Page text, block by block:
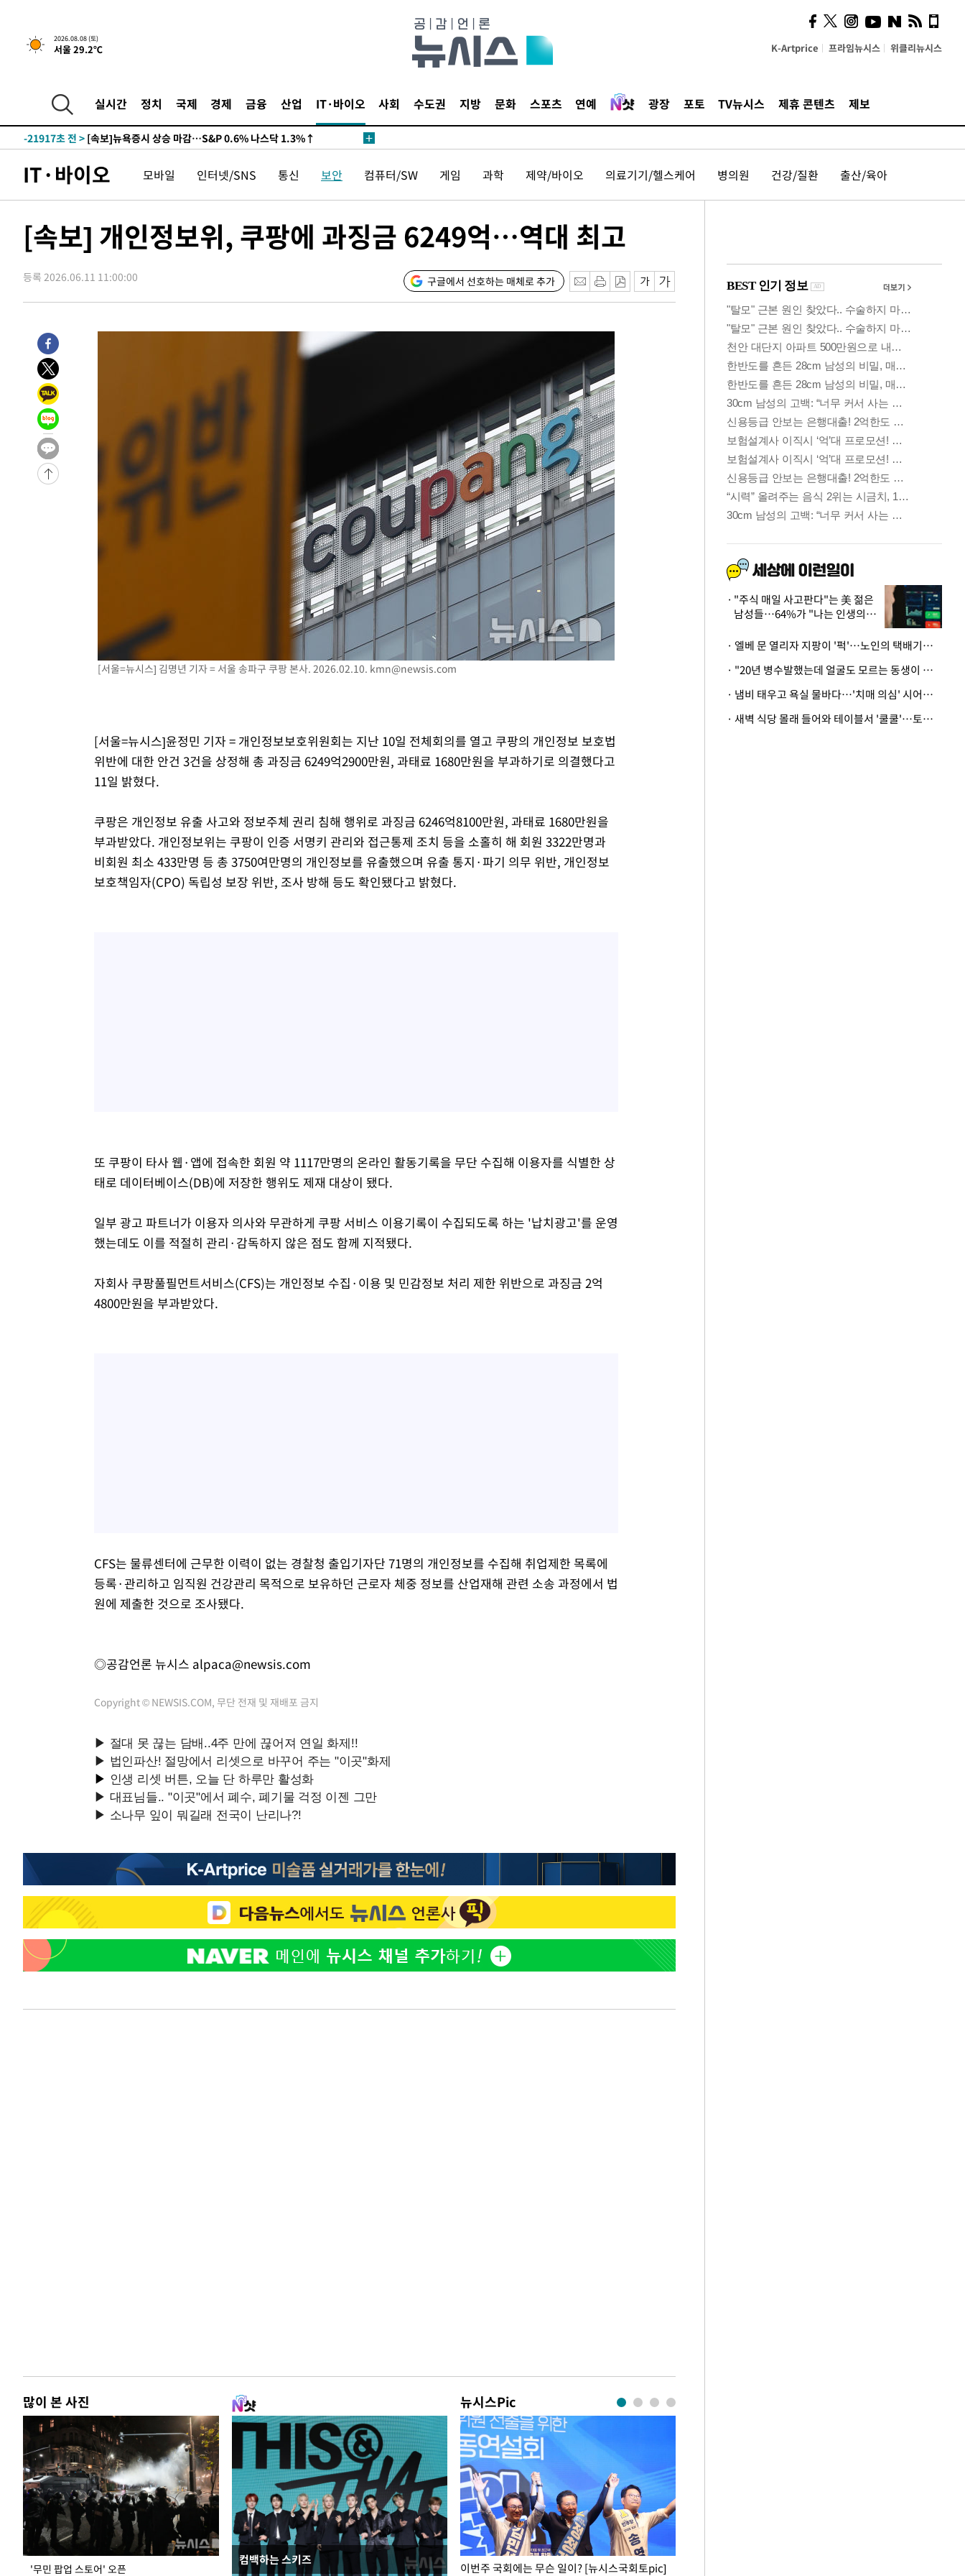
2026.08.08 (토)
서울 29.2℃ K-Artprice 프라임뉴시스 위클리뉴시스
실시간 정치 국제 경제 금융 산업 IT·바이오 사회 수도권 지방 문화 스포츠 연예 광장 포토 TV뉴시스 제휴 콘텐츠 제보
-21937초 전 >
[속보]뉴욕증시 상승 마감…S&P 0.6% 나스닥 1.3%↑
-28791초 전 >
-21917초 전 > [속보]뉴욕증시 상승 마감…S&P 0.6% 나스닥 1.3%↑
-21937초 전 > [속보]뉴욕증시 상승 마감…S&P 0.6% 나스닥 1.3%↑
IT·바이오 모바일 인터넷/SNS 통신 보안 컴퓨터/SW 게임 과학 제약/바이오 의료기기/헬스케어 병의원 건강/질환 출산/육아
[속보] 개인정보위, 쿠팡에 과징금 6249억…역대 최고
등록 2026.06.11 11:00:00 구글에서 선호하는 매체로 추가
[서울=뉴시스] 김명년 기자 = 서울 송파구 쿠팡 본사. 2026.02.10. kmn@newsis.com
[서울=뉴시스]윤정민 기자 = 개인정보보호위원회는 지난 10일 전체회의를 열고 쿠팡의 개인정보 보호법
위반에 대한 안건 3건을 상정해 총 과징금 6249억2900만원, 과태료 1680만원을 부과하기로 의결했다고
11일 밝혔다.
쿠팡은 개인정보 유출 사고와 정보주체 권리 침해 행위로 과징금 6246억8100만원, 과태료 1680만원을
부과받았다. 개인정보위는 쿠팡이 인증 서명키 관리와 접근통제 조치 등을 소홀히 해 회원 3322만명과
비회원 최소 433만명 등 총 3750여만명의 개인정보를 유출했으며 유출 통지·파기 의무 위반, 개인정보
보호책임자(CPO) 독립성 보장 위반, 조사 방해 등도 확인됐다고 밝혔다.
또 쿠팡이 타사 웹·앱에 접속한 회원 약 1117만명의 온라인 활동기록을 무단 수집해 이용자를 식별한 상
태로 데이터베이스(DB)에 저장한 행위도 제재 대상이 됐다.
일부 광고 파트너가 이용자 의사와 무관하게 쿠팡 서비스 이용기록이 수집되도록 하는 '납치광고'를 운영
했는데도 이를 적절히 관리·감독하지 않은 점도 함께 지적됐다.
자회사 쿠팡풀필먼트서비스(CFS)는 개인정보 수집·이용 및 민감정보 처리 제한 위반으로 과징금 2억
4800만원을 부과받았다.
CFS는 물류센터에 근무한 이력이 없는 경찰청 출입기자단 71명의 개인정보를 수집해 취업제한 목록에
등록·관리하고 임직원 건강관리 목적으로 보유하던 근로자 체중 정보를 산업재해 관련 소송 과정에서 법
원에 제출한 것으로 조사됐다.
◎공감언론 뉴시스 alpaca@newsis.com
Copyright © NEWSIS.COM, 무단 전재 및 재배포 금지
많이 본 사진
'무민 팝업 스토어' 오픈
컴백하는 스키즈
뉴시스Pic
이 대통령, 국가폭력 피해자에 위로·사과…"국가
이번주 국회에는 무슨 일이? [뉴시스국회토pic]
시, 스마트폰 액세서리에
NFC 더했다
"주식 매일 사고판다"는 美 젊은
남성들…64%가 "나는 인생의
· 엘베 문 열리자 지팡이 '퍽'…노인의 택배기사 폭행 이유
· "20년 병수발했는데 얼굴도 모르는 동생이 유산 절반을"…배다른 형제 상속권 있을까
· 냄비 태우고 욕실 물바다…'치매 의심' 시어머니 검사 권유했다가 '날벼락'
· 새벽 식당 몰래 들어와 테이블서 '쿨쿨'…토사물 남기고 사라진 남성